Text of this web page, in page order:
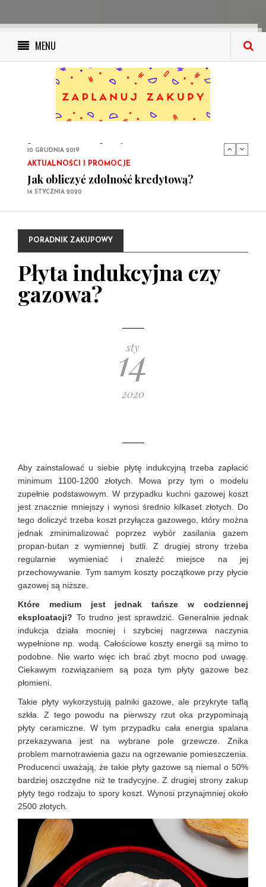
MENU
PORADNIK ZAKUPOWY
Ile wynosi podatek od kupna
samochodowego i kto musi go zapłacić?
14 STYCZNIA 2020
PORADNIK ZAKUPOWY
Kupujemy elektronikę i sprzęt AGD: Twój
poradnik zakupowy
AKTUALNOŚCI I PROMOCJE
Jak obliczyć zdolność kredytową?
14 STYCZNIA 2020
PORADNIK ZAKUPOWY
14 STYCZNIA 2020
PORADNIK ZAKUPOWY
poradnik zakupowy
10 GRUDNIA 2019
PORADNIK ZAKUPOWY
Płyta indukcyjna czy
gazowa?
sty
14
2020
Aby zainstalować u siebie płytę indukcyjną trzeba zapłacić
minimum 1100-1200 złotych. Mowa przy tym o modelu
zupełnie podstawowym. W przypadku kuchni gazowej koszt
jest znacznie mniejszy i wynosi średnio kilkaset złotych. Do
tego doliczyć trzeba koszt przyłącza gazowego, który można
jednak zminimalizować poprzez wybór zasilania gazem
propan-butan z wymiennej butli. Z drugiej strony trzeba
regularnie wymieniać i znaleźć miejsce na jej
przechowywanie. Tym samym koszty początkowe przy płycie
gazowej są niższe.
Które medium jest jednak tańsze w codziennej
eksploatacji? To trudno jest sprawdzić. Generalnie jednak
indukcja działa mocniej i szybciej nagrzewa naczynia
wypełnione np. wodą. Całościowe koszty energii są mimo to
podobne. Nie warto więc ich brać zbyt mocno pod uwagę.
Ciekawym rozwiązaniem są poza tym płyty gazowe bez
płomieni.
Takie płyty wykorzystują palniki gazowe, ale przykryte taflą
szkła. Z tego powodu na pierwszy rzut oka przypominają
płyty ceramiczne. W tym przypadku cała energia spalana
przekazywana jest na wybrane pole grzewcze. Znika
problem marnotrawienia gazu na ogrzewanie pomieszczenia.
Producenci uważają, że takie płyty gazowe są niemal o 50%
bardziej oszczędne niż te tradycyjne. Z drugiej strony zakup
płyty tego rodzaju to spory koszt. Wynosi przynajmniej około
2500 złotych.